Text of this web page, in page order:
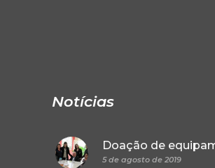
Notícias
Doação de
5 de agosto de 2019